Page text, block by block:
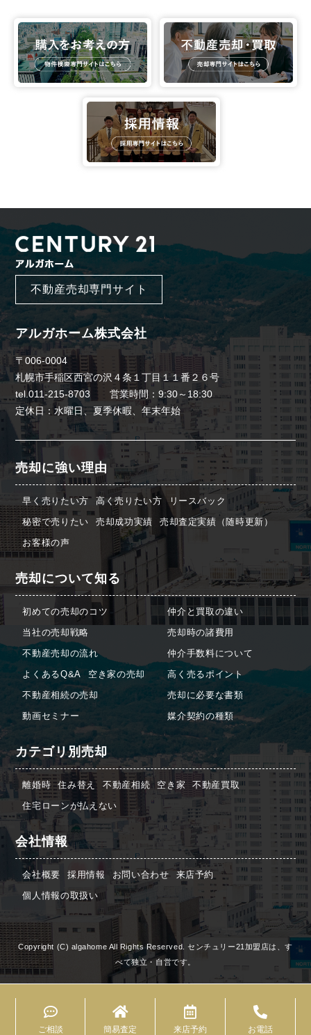
不動産売却専門サイト
アルガホーム株式会社
〒006-0004
札幌市手稲区西宮の沢４条１丁目１１番２６号
tel.011-215-8703 営業時間：9:30～18:30
定休日：水曜日、夏季休暇、年末年始
売却に強い理由
早く売りたい方 高く売りたい方
リースバック
秘密で売りたい
売却成功実績
売却査定実績（随時更新）
お客様の声
売却について知る
初めての売却のコツ
当社の売却戦略
不動産売却の流れ
よくあるQ&A
空き家の売却
不動産相続の売却
動画セミナー
仲介と買取の違い
売却時の諸費用
仲介手数料について
高く売るポイント
売却に必要な書類
媒介契約の種類
カテゴリ別売却
離婚時 住み替え 不動産相続 空き家
不動産買取
住宅ローンが払えない
会社情報
会社概要 採用情報 お問い合わせ
来店予約
個人情報の取扱い
Copyright (C) algahome All Rights Reserved. センチュリー21加盟店は、す
べて独立・自営です。
ご相談 簡易査定 来店予約 お電話